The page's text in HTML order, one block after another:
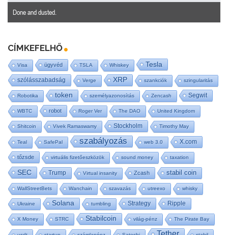
Done and dusted.
CÍMKEFELHŐ
Visa ügyvéd TSLA Whiskey Tesla
szólásszabadság Verge XRP szankciók szingularitás
Robotika token személyazonosítás Zencash Segwit
WBTC robot Roger Ver The DAO United Kingdom
Shitcoin Vivek Ramaswamy Stockholm Timothy May
Teal SafePal szabályozás web 3.0 X.com
tőzsde virtuális fizetőeszközök sound money taxation
SEC Trump Virtual insanity Zcash stabil coin
WallStreetBets Wanchain szavazás utreexo whisky
Ukraine Solana tumbling Strategy Ripple
X Money STRC Stabilcoin világ-pénz The Pirate Bay